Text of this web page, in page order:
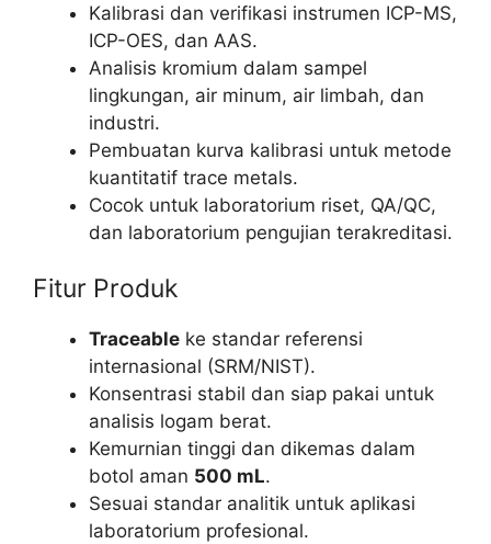
Kalibrasi dan verifikasi instrumen ICP-MS,
ICP-OES, dan AAS.
Analisis kromium dalam sampel
lingkungan, air minum, air limbah, dan
industri.
Pembuatan kurva kalibrasi untuk metode
kuantitatif trace metals.
Cocok untuk laboratorium riset, QA/QC,
dan laboratorium pengujian terakreditasi.
Fitur Produk
Traceable ke standar referensi
internasional (SRM/NIST).
Konsentrasi stabil dan siap pakai untuk
analisis logam berat.
Kemurnian tinggi dan dikemas dalam
botol aman 500 mL.
Sesuai standar analitik untuk aplikasi
laboratorium profesional.